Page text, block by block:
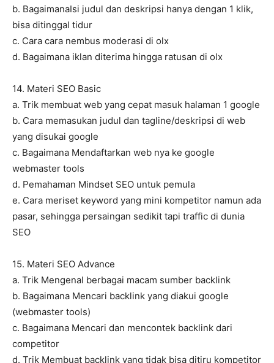
b. BagaimanaIsi judul dan deskripsi hanya dengan 1 klik,
bisa ditinggal tidur
c. Cara cara nembus moderasi di olx
d. Bagaimana iklan diterima hingga ratusan di olx
14. Materi SEO Basic
a. Trik membuat web yang cepat masuk halaman 1 google
b. Cara memasukan judul dan tagline/deskripsi di web
yang disukai google
c. Bagaimana Mendaftarkan web nya ke google
webmaster tools
d. Pemahaman Mindset SEO untuk pemula
e. Cara meriset keyword yang mini kompetitor namun ada
pasar, sehingga persaingan sedikit tapi traffic di dunia
SEO
15. Materi SEO Advance
a. Trik Mengenal berbagai macam sumber backlink
b. Bagaimana Mencari backlink yang diakui google
(webmaster tools)
c. Bagaimana Mencari dan mencontek backlink dari
competitor
d. Trik Membuat backlink yang tidak bisa ditiru kompetitor